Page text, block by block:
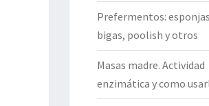
Prefermentos:
bigas, poolish y otros
Masas madre. Actividad
enzimática y como